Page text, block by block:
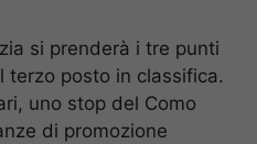
si prenderà i tre punti
terzo posto in classifica.
uno stop del Como
di promozione